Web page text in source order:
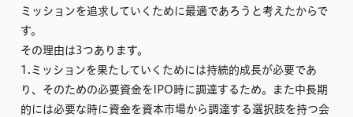
ミッションを追求していくために最適であろうと考えたからで
す。
その理由は3つあります。
1.ミッションを果たしていくためには持続的成長が必要であ
り、そのための必要資金をIPO時に調達するため。また中長期
的には必要な時に資金を資本市場から調達する選択肢を持つ会